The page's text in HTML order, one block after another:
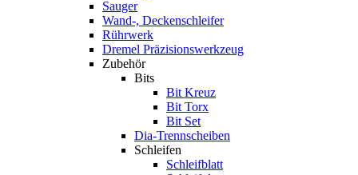
Sauger
Wand-, Deckenschleifer
Rührwerk
Dremel Präzisionswerkzeug
Zubehör
Bits
Bit Kreuz
Bit Torx
Bit Set
Dia-Trennscheiben
Schleifen
Schleifblatt